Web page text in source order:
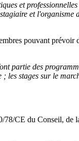
et
et l'organisme
pouvant prévoir
partie des
stages sur le
CE du Conseil, de